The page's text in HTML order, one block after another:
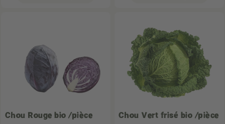
Chou Rouge bio /pièce Chou Vert frisé bio /pièce